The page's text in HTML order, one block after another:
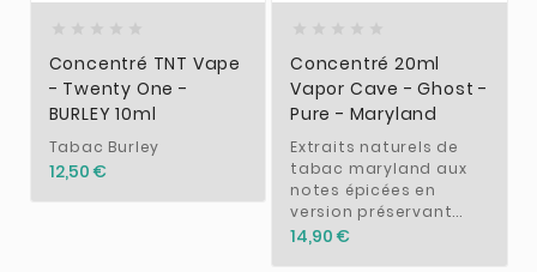
Concentré TNT Vape
- Twenty One -
BURLEY 10ml
Tabac Burley
12,50 €
Concentré 20ml
Vapor Cave - Ghost -
Pure - Maryland
Extraits naturels de
tabac maryland aux
notes épicées en
version préservant...
14,90 €